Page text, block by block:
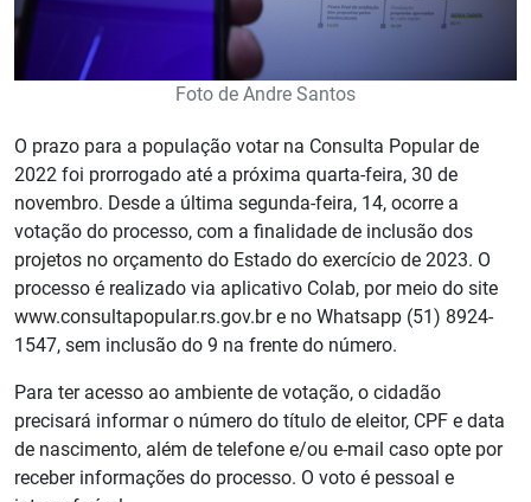
Foto de Andre Santos
O prazo para a população votar na Consulta Popular de
2022 foi prorrogado até a próxima quarta-feira, 30 de
novembro. Desde a última segunda-feira, 14, ocorre a
votação do processo, com a finalidade de inclusão dos
projetos no orçamento do Estado do exercício de 2023. O
processo é realizado via aplicativo Colab, por meio do site
www.consultapopular.rs.gov.br e no Whatsapp (51) 8924-
1547, sem inclusão do 9 na frente do número.
Para ter acesso ao ambiente de votação, o cidadão
precisará informar o número do título de eleitor, CPF e data
de nascimento, além de telefone e/ou e-mail caso opte por
receber informações do processo. O voto é pessoal e